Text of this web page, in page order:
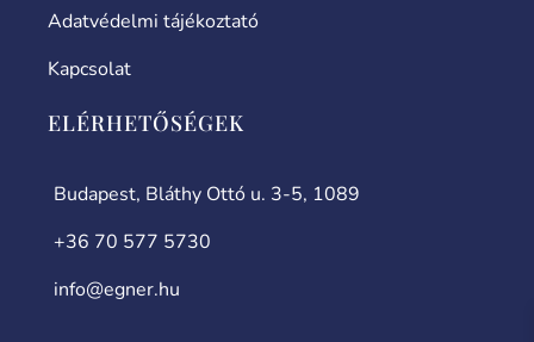
Adatvédelmi tájékoztató
Kapcsolat
ELÉRHETŐSÉGEK
Budapest, Bláthy Ottó u. 3-5, 1089
+36 70 577 5730
info@egner.hu